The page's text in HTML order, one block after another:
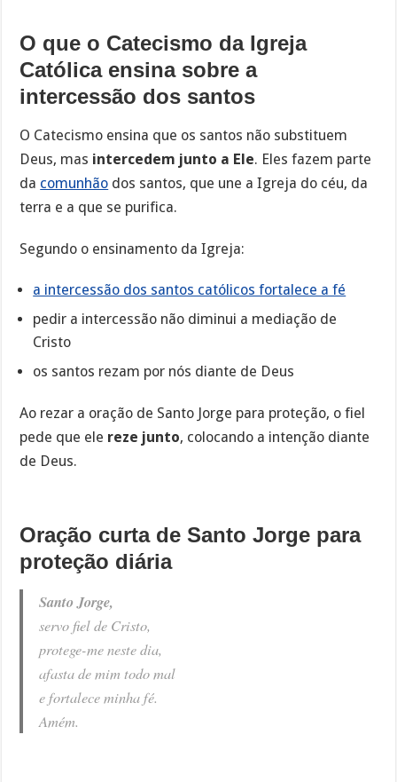
O que o Catecismo da Igreja
Católica ensina sobre a
intercessão dos santos
O Catecismo ensina que os santos não substituem
Deus, mas intercedem junto a Ele. Eles fazem parte
da comunhão dos santos, que une a Igreja do céu, da
terra e a que se purifica.
Segundo o ensinamento da Igreja:
a intercessão dos santos católicos fortalece a fé
pedir a intercessão não diminui a mediação de
Cristo
os santos rezam por nós diante de Deus
Ao rezar a oração de Santo Jorge para proteção, o fiel
pede que ele reze junto, colocando a intenção diante
de Deus.
Oração curta de Santo Jorge para
proteção diária
Santo Jorge,
servo fiel de Cristo,
protege-me neste dia,
afasta de mim todo mal
e fortalece minha fé.
Amém.